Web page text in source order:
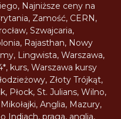
, Najniższe ceny na
, Zamość, CERN ,
,Szwajcaria,
, Rajasthan, Nowy
, Lingwista,Warszawa,
, kurs,Warszawa kursy
, Złoty Trójkąt,
, Płock,St. Julians,Wilno,
Mikołajki,Anglia, Mazury,
Indiach,praga, anglia,